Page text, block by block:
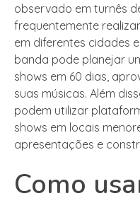
observado em turnês
frequentemente
em diferentes cidades
banda pode planejar
shows em 60 dias,
suas músicas. Além
podem utilizar
shows em locais
apresentações e
Como